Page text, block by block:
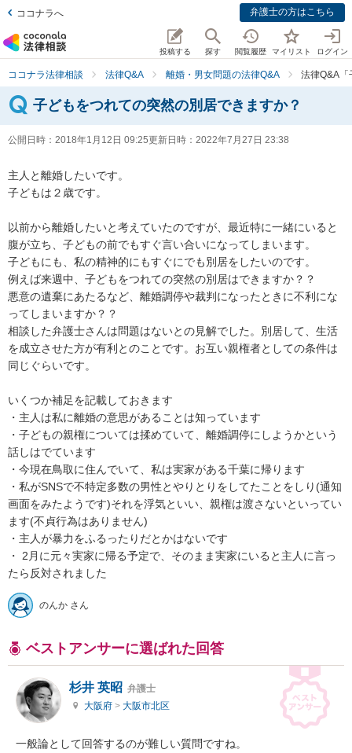
ココナラへ 弁護士の方はこちら
投稿する 探す 閲覧履歴 マイリスト ログイン
ココナラ法律相談 法律Q&A 離婚・男女問題の法律Q&A 法律Q&A「
子どもをつれての突然の別居できますか？
公開日時： 2018年1月12日 09:25更新日時： 2022年7月27日 23:38
主人と離婚したいです。
子どもは２歳です。
以前から離婚したいと考えていたのですが、最近特に一緒にいると
腹が立ち、子どもの前でもすぐ言い合いになってしまいます。
子どもにも、私の精神的にもすぐにでも別居をしたいのです。
例えば来週中、子どもをつれての突然の別居はできますか？？
悪意の遺棄にあたるなど、離婚調停や裁判になったときに不利にな
ってしまいますか？？
相談した弁護士さんは問題はないとの見解でした。別居して、生活
を成立させた方が有利とのことです。お互い親権者としての条件は
同じぐらいです。
いくつか補足を記載しておきます
・主人は私に離婚の意思があることは知っています
・子どもの親権については揉めていて、離婚調停にしようかという
話しはでています
・今現在鳥取に住んでいて、私は実家がある千葉に帰ります
・私がSNSで不特定多数の男性とやりとりをしてたことをしり(通知
画面をみたようです)それを浮気といい、親権は渡さないといってい
ます(不貞行為はありません)
・主人が暴力をふるったりだとかはないです
・ 2月に元々実家に帰る予定で、そのまま実家にいると主人に言っ
たら反対されました
のんか さん
ベストアンサーに選ばれた回答
杉井 英昭 弁護士
大阪府 > 大阪市北区
一般論として回答するのが難しい質問ですね。